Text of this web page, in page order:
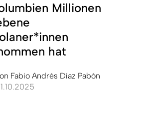
Millionen
hat
Fabio Andrés Díaz Pabón